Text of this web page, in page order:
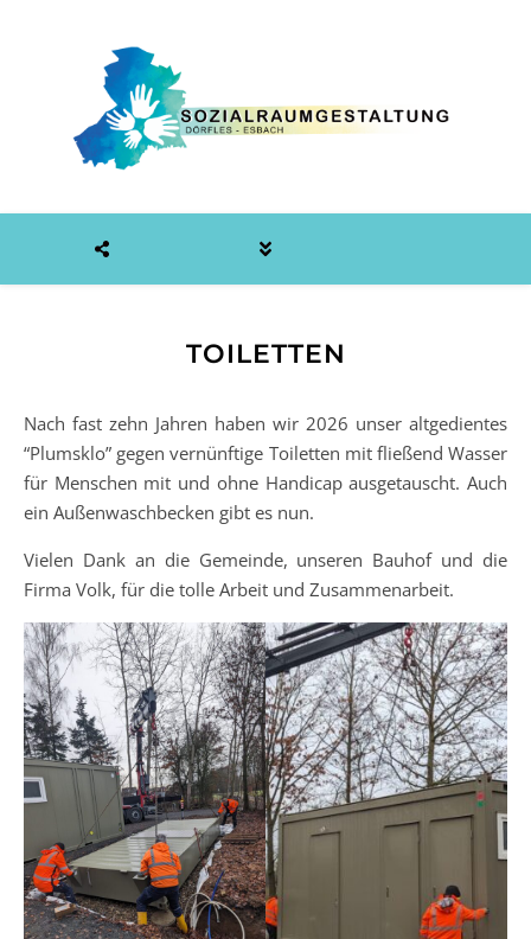
TOILETTEN
Nach fast zehn Jahren haben wir 2026 unser altgedientes
“Plumsklo” gegen vernünftige Toiletten mit fließend Wasser
für Menschen mit und ohne Handicap ausgetauscht. Auch
ein Außenwaschbecken gibt es nun.
Vielen Dank an die Gemeinde, unseren Bauhof und die
Firma Volk, für die tolle Arbeit und Zusammenarbeit.